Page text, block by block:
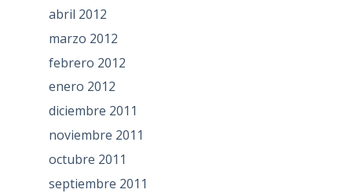
abril 2012
marzo 2012
febrero 2012
enero 2012
diciembre 2011
noviembre 2011
octubre 2011
septiembre 2011